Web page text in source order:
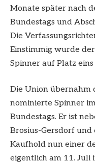
Monate später nach
Bundestags und
Die
Einstimmig wurde
Spinner auf Platz eins
Die Union übernahm
nominierte Spinner
Bundestags. Er ist
Brosius-Gersdorf
Kaufhold nun einer
eigentlich am 11.